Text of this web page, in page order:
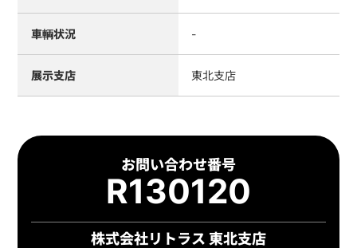
車輌状況 -
展示支店 東北支店
お問い合わせ番号
R130120
株式会社リトラス 東北支店